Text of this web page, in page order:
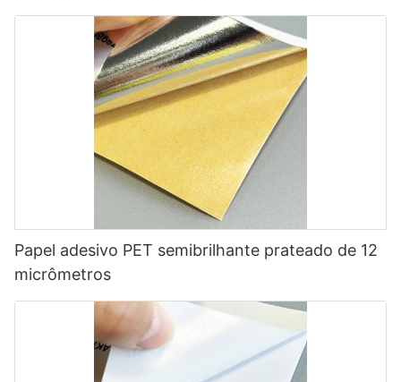
Papel adesivo PET semibrilhante prateado de 12
micrômetros